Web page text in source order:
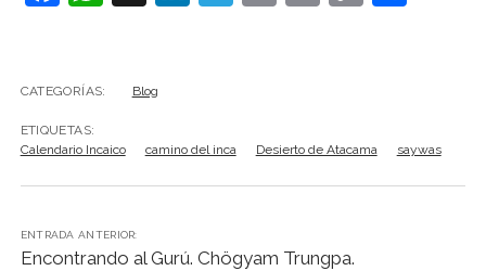
e
b
o
o
k
s
p
p
n m
n
k
tir
CATEGORÍAS: Blog
ETIQUETAS:
Calendario Incaico
camino del inca Desierto de Atacama saywas
ENTRADA ANTERIOR:
Encontrando al Gurú. Chögyam Trungpa.